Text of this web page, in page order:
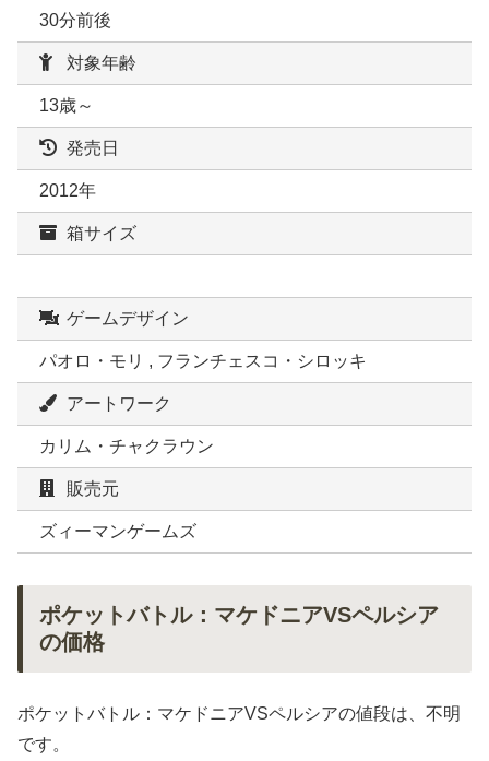
30分前後
対象年齢
13歳～
発売日
2012年
箱サイズ
ゲームデザイン
パオロ・モリ , フランチェスコ・シロッキ
アートワーク
カリム・チャクラウン
販売元
ズィーマンゲームズ
ポケットバトル：マケドニアVSペルシア
の価格
ポケットバトル：マケドニアVSペルシアの値段は、不明
です。